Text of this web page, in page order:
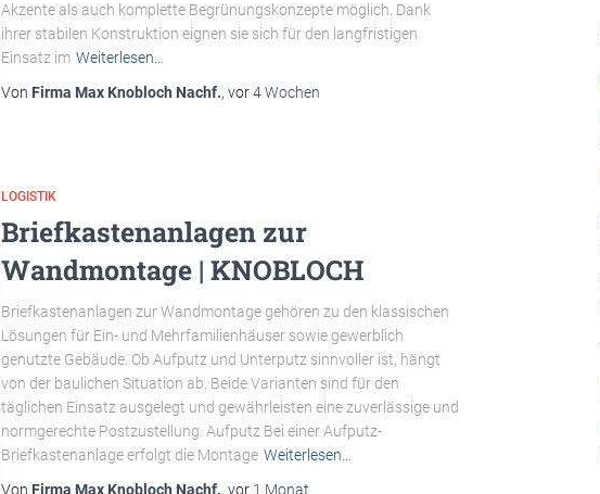
Akzente als auch komplette Begrünungskonzepte möglich. Dank
ihrer stabilen Konstruktion eignen sie sich für den langfristigen
Einsatz im Weiterlesen…
Von Firma Max Knobloch Nachf., vor4 Wochen
LOGISTIK
Briefkastenanlagen zur
Wandmontage | KNOBLOCH
Briefkastenanlagen zur Wandmontage gehören zu den klassischen
Lösungen für Ein- und Mehrfamilienhäuser sowie gewerblich
genutzte Gebäude. Ob Aufputz und Unterputz sinnvoller ist, hängt
von der baulichen Situation ab. Beide Varianten sind für den
täglichen Einsatz ausgelegt und gewährleisten eine zuverlässige und
normgerechte Postzustellung. Aufputz Bei einer Aufputz-
Briefkastenanlage erfolgt die Montage Weiterlesen…
Von Firma Max Knobloch Nachf., vor 1 Monat